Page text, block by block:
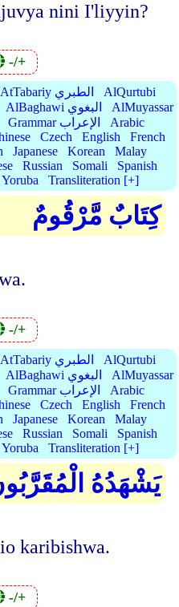
nini I'liyyin?
-/+
AtTabariy الطبري
AlQurtubi
AlBaghawi البغوي
AlMuyassar
Grammar الإعراب
Arabic
Czech English
French
Japanese Korean
Malay
Russian Somali
Spanish
Yoruba Transliteration [+]
كِتَابٌ مَّرْقُومٌ
-/+
AtTabariy الطبري
AlQurtubi
AlBaghawi البغوي
AlMuyassar
Grammar الإعراب
Arabic
Czech English
French
Japanese Korean
Malay
Russian Somali
Spanish
Yoruba Transliteration [+]
يَشْهَدُهُ
karibishwa.
-/+